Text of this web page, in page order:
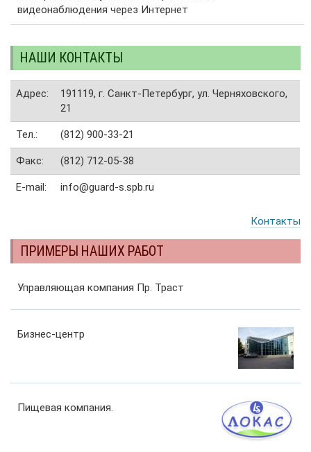
видеонаблюдения через Интернет
НАШИ КОНТАКТЫ
Адрес:
191119, г. Санкт-Петербург, ул. Черняховского,
21
Тел.: (812) 900-33-21
Факс: (812) 712-05-38
E-mail: info@guard-s.spb.ru
Контакты
ПРИМЕРЫ НАШИХ РАБОТ
Управляющая компания Пр. Траст
Бизнес-центр
Пищевая компания.